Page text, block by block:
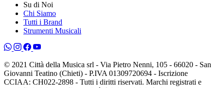
Su di Noi
Chi Siamo
Tutti i Brand
Strumenti Musicali
© 2021 Città della Musica srl - Via Pietro Nenni, 105 - 66020 - San
Giovanni Teatino (Chieti) - P.IVA 01309720694 - Iscrizione
CCIAA: CH022-2898 - Tutti i diritti riservati. Marchi registrati e